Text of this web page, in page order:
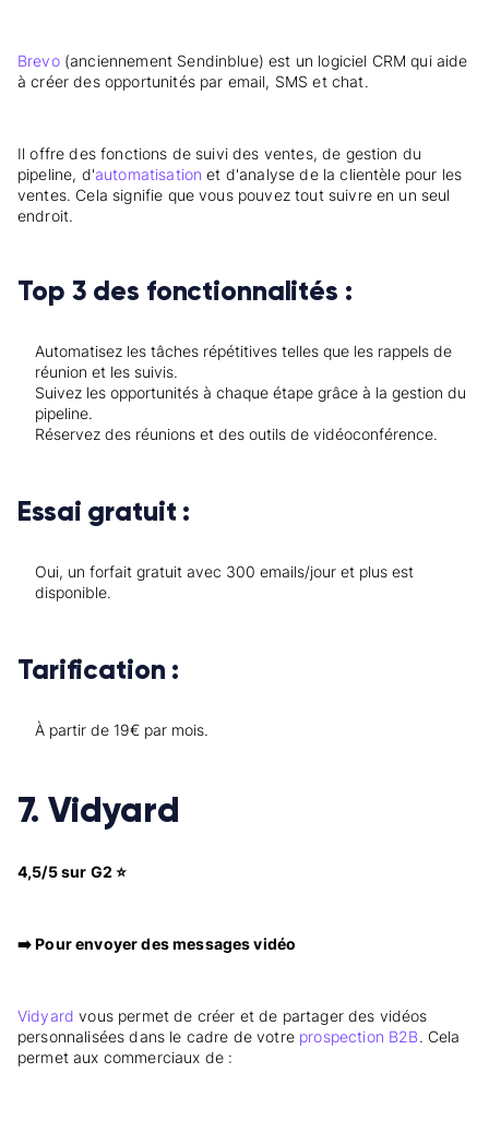
Brevo(anciennement Sendinblue) est un logiciel CRM qui aide
à créer des opportunités par email, SMS et chat.
Il offre des fonctions de suivi des ventes, de gestion du
pipeline, d'automatisation et d'analyse de la clientèle pour les
ventes. Cela signifie que vous pouvez tout suivre en un seul
endroit.
Top 3 des fonctionnalités :
Automatisez les tâches répétitives telles que les rappels de
réunion et les suivis.
Suivez les opportunités à chaque étape grâce à la gestion du
pipeline.
Réservez des réunions et des outils de vidéoconférence.
Essai gratuit :
Oui, un forfait gratuit avec 300 emails/jour et plus est
disponible.
Tarification :
À partir de 19€ par mois.
7. Vidyard
4,5/5 sur G2 ⭐
➡️ Pour envoyer des messages vidéo
Vidyard vous permet de créer et de partager des vidéos
personnalisées dans le cadre de votre prospection B2B. Cela
permet aux commerciaux de :